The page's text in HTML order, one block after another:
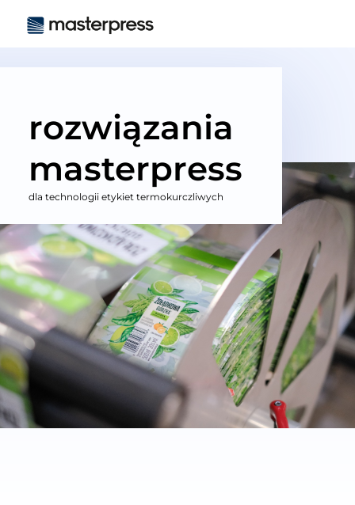
rozwiązania
masterpress
dla technologii etykiet termokurczliwych